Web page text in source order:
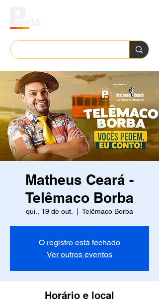
Matheus Ceará -
Telêmaco Borba
qui., 19 de out. Telêmaco Borba
O registro está fechado
Ver outros eventos
Horário e local